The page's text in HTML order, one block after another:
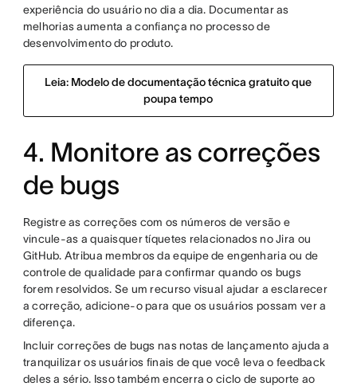
experiência do usuário no dia a dia. Documentar as
melhorias aumenta a confiança no processo de
desenvolvimento do produto.
Leia: Modelo de documentação técnica gratuito que
poupa tempo
4. Monitore as correções
de bugs
Registre as correções com os números de versão e
vincule-as a quaisquer tíquetes relacionados no Jira ou
GitHub. Atribua membros da equipe de engenharia ou de
controle de qualidade para confirmar quando os bugs
forem resolvidos. Se um recurso visual ajudar a esclarecer
a correção, adicione-o para que os usuários possam ver a
diferença.
Incluir correções de bugs nas notas de lançamento ajuda a
tranquilizar os usuários finais de que você leva o feedback
deles a sério. Isso também encerra o ciclo de suporte ao